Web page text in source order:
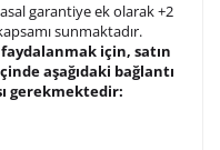
Vazgeç
gravür işleme
Gravür İşlemi
garantiye ek olarak +2
sunmaktadır.
için, satın
aşağıdaki bağlantı
gerekmektedir: